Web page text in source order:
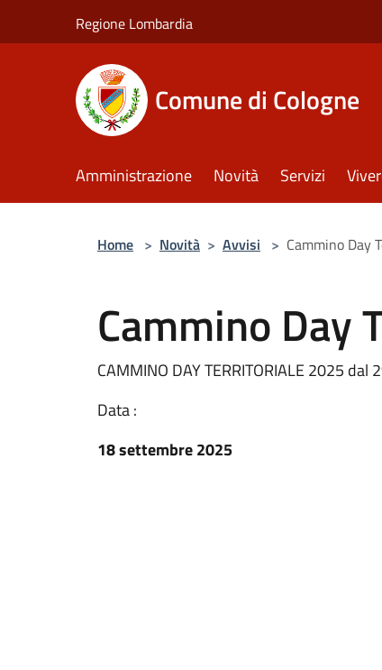
Regione Lombardia
Comune di Cologne
Amministrazione Novità Servizi
Home > Novità > Avvisi > Cammino Day
Cammino Day
CAMMINO DAY TERRITORIALE 2025
Data :
18 settembre 2025